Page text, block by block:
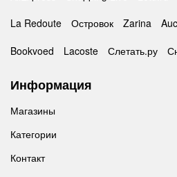
La Redoute
Островок Zarina
Bookvoed
Lacoste Слетать.ру
Информация
Магазины
Категории
Контакт